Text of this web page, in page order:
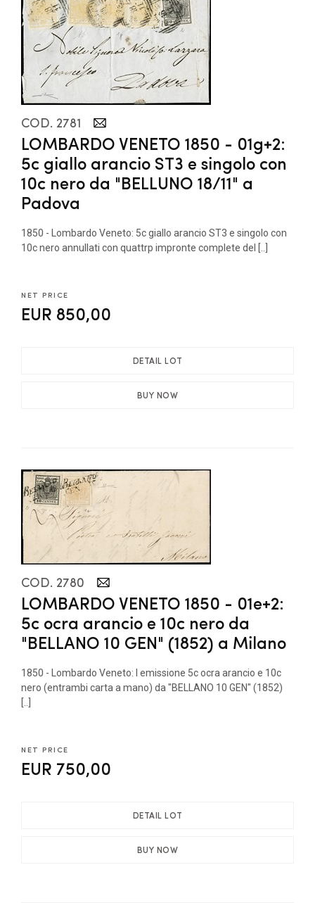
COD. 2781
LOMBARDO VENETO 1850 - 01g+2:
5c giallo arancio ST3 e singolo con
10c nero da "BELLUNO 18/11" a
Padova
1850 - Lombardo Veneto: 5c giallo arancio ST3 e singolo con
10c nero annullati con quattrp impronte complete del [..]
NET PRICE
EUR 850,00
DETAIL LOT
BUY NOW
COD. 2780
LOMBARDO VENETO 1850 - 01e+2:
5c ocra arancio e 10c nero da
"BELLANO 10 GEN" (1852) a Milano
1850 - Lombardo Veneto: I emissione 5c ocra arancio e 10c
nero (entrambi carta a mano) da "BELLANO 10 GEN" (1852)
NET PRICE
EUR 750,00
DETAIL LOT
BUY NOW